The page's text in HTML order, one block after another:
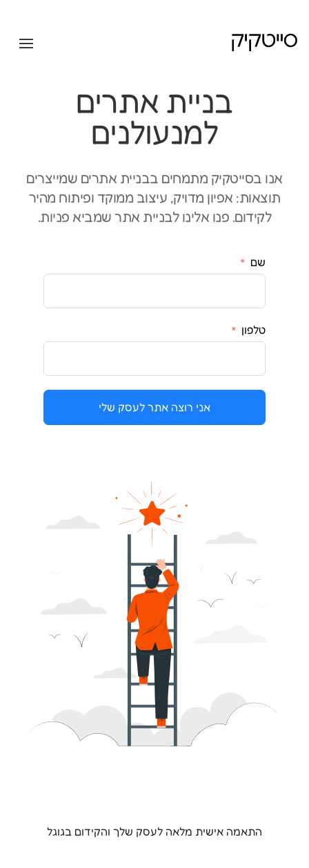
בניית אתרים
למנעולנים
אנו בסייטקיק מתמחים בבניית אתרים שמייצרים
תוצאות: אפיון מדויק, עיצוב ממוקד ופיתוח מהיר
לקידום. פנו אלינו לבניית אתר שמביא פניות.
שם
טלפון
אני רוצה אתר לעסק שלי
התאמה אישית מלאה לעסק שלך והקידום בגוגל